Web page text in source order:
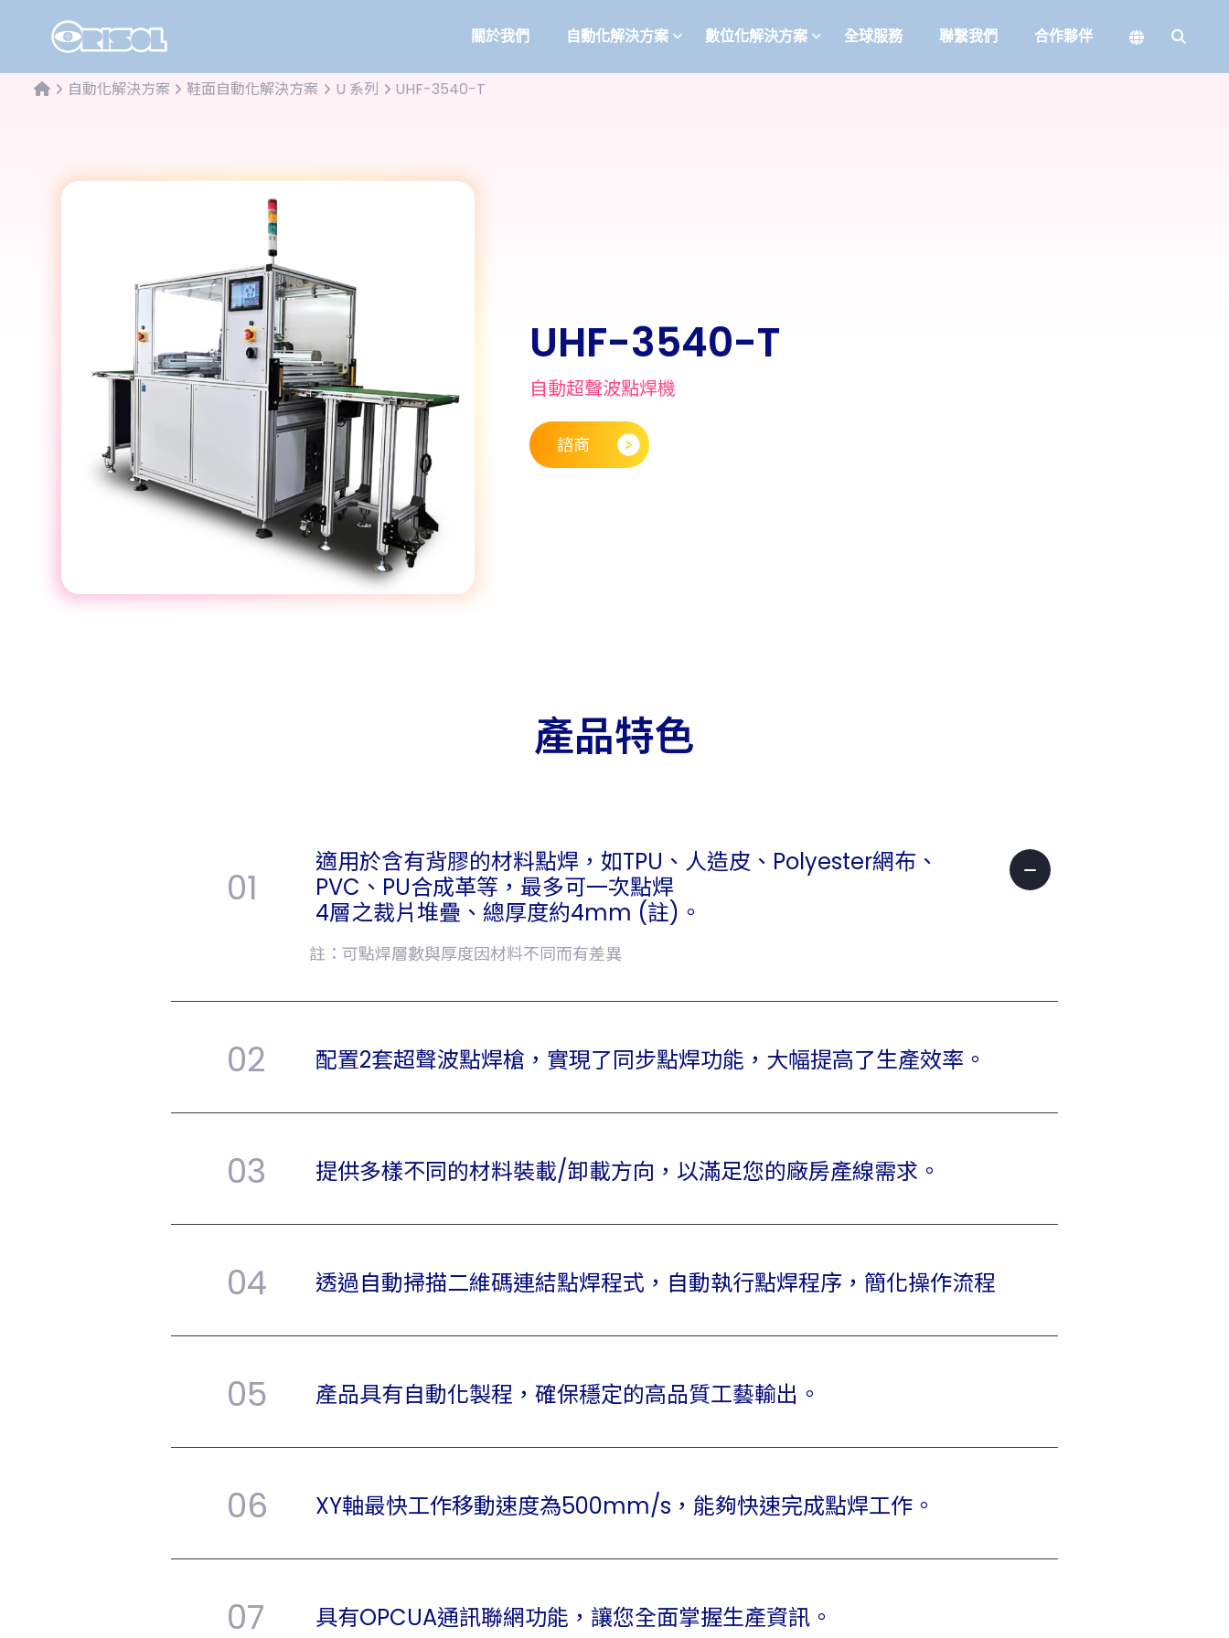
關於我們 自動化解決方案 數位化解決方案 全球服務 聯繫我們 合作夥伴
自動化解決方案 鞋面自動化解決方案 U 系列 UHF-3540-T
UHF-3540-T
自動超聲波點焊機
諮商
產品特色
01
適用於含有背膠的材料點焊，如TPU、人造皮、Polyester網布、
PVC、PU合成革等，最多可一次點焊
4層之裁片堆疊、總厚度約4mm (註)。
註：可點焊層數與厚度因材料不同而有差異
02 配置2套超聲波點焊槍，實現了同步點焊功能，大幅提高了生產效率。
03 提供多樣不同的材料裝載/卸載方向，以滿足您的廠房產線需求。
04 透過自動掃描二維碼連結點焊程式，自動執行點焊程序，簡化操作流程
05 產品具有自動化製程，確保穩定的高品質工藝輸出。
06 XY軸最快工作移動速度為500mm/s，能夠快速完成點焊工作。
07 具有OPCUA通訊聯網功能，讓您全面掌握生產資訊。